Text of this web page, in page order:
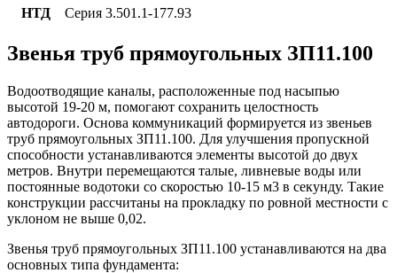
НТД
Серия 3.501.1-177.93
Звенья труб прямоугольных ЗП11.100
Водоотводящие каналы, расположенные под насыпью
высотой 19-20 м, помогают сохранить целостность
автодороги. Основа коммуникаций формируется из звеньев
труб прямоугольных ЗП11.100. Для улучшения пропускной
способности устанавливаются элементы высотой до двух
метров. Внутри перемещаются талые, ливневые воды или
постоянные водотоки со скоростью 10-15 м3 в секунду. Такие
конструкции рассчитаны на прокладку по ровной местности с
уклоном не выше 0,02.
Звенья труб прямоугольных ЗП11.100 устанавливаются на два
основных типа фундамента: